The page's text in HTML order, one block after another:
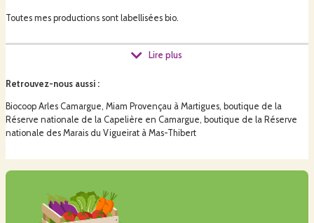
Toutes mes productions sont labellisées bio.
Lire plus
Retrouvez-nous aussi :
Biocoop Arles Camargue, Miam Provençau à Martigues, boutique de la
Réserve nationale de la Capelière en Camargue, boutique de la Réserve
nationale des Marais du Vigueirat à Mas-Thibert